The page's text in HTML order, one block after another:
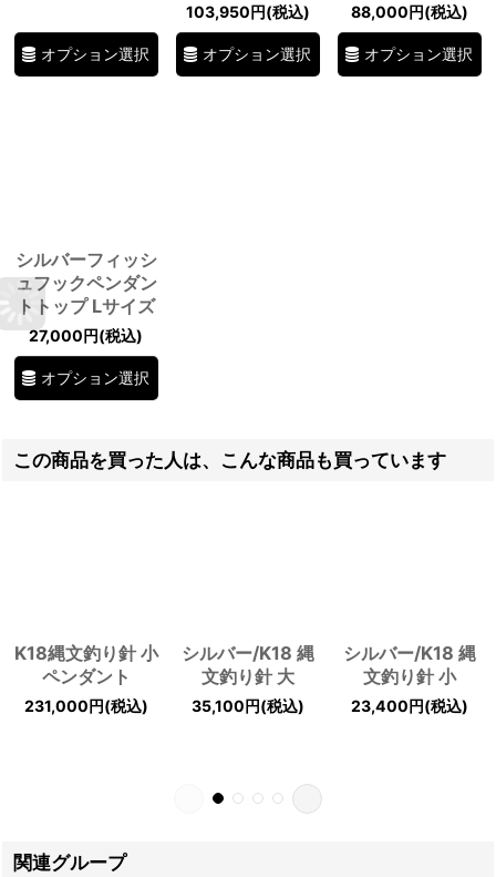
オプション選択
103,950円(税込)
オプション選択
88,000円(税込)
オプション選択
シルバーフィッシ
ュフックペンダン
トトップ Lサイズ
27,000円(税込)
オプション選択
この商品を買った人は、こんな商品も買っています
K18縄文釣り針 小
ペンダント
231,000円(税込)
シルバー/K18 縄
文釣り針 大
35,100円(税込)
シルバー/K18 縄
文釣り針 小
23,400円(税込)
関連グループ